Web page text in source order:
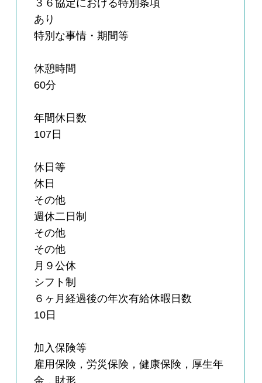
３６協定における特別条項
あり
特別な事情・期間等
休憩時間
60分
年間休日数
107日
休日等
休日
その他
週休二日制
その他
その他
月９公休
シフト制
６ヶ月経過後の年次有給休暇日数
10日
加入保険等
雇用保険，労災保険，健康保険，厚生年